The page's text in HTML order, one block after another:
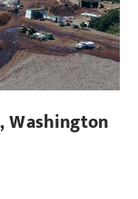
Washington